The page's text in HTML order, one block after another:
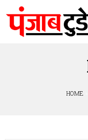
HOME